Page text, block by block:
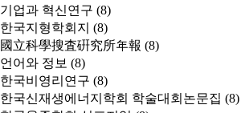
기업과 혁신연구 (8)
한국지형학회지 (8)
國立科學搜査硏究所年報 (8)
언어와 정보 (8)
한국비영리연구 (8)
한국신재생에너지학회 학술대회논문집 (8)